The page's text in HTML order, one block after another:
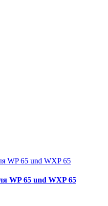
WP 65 und WXP 65